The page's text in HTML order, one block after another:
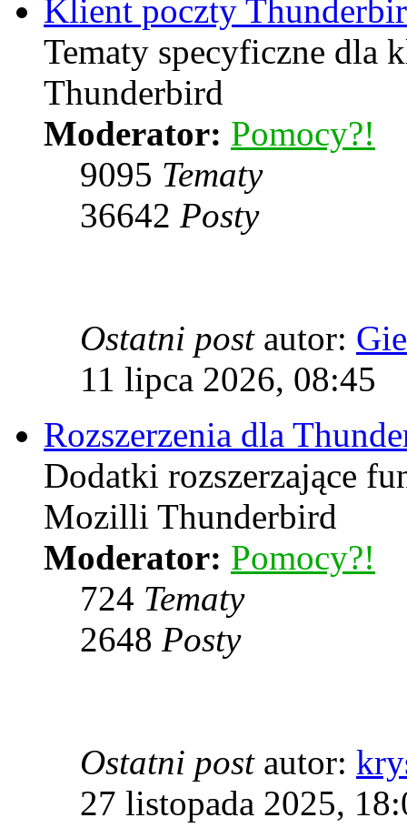
Klient poczty
Tematy specyficzne dla
Thunderbird
Moderator: Pomocy?!
9095 Tematy
36642 Posty
Ostatni postautor: Gie
11 lipca 2026, 08:45
Rozszerzenia dla
Dodatki rozszerzające
Mozilli Thunderbird
Moderator: Pomocy?!
724 Tematy
2648 Posty
Ostatni postautor:
27 listopada 2025,